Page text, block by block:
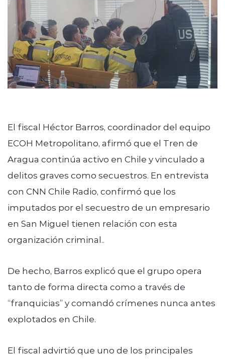
El fiscal Héctor Barros, coordinador del equipo
ECOH Metropolitano, afirmó que el Tren de
Aragua continúa activo en Chile y vinculado a
delitos graves como secuestros. En entrevista
con CNN Chile Radio, confirmó que los
imputados por el secuestro de un empresario
en San Miguel tienen relación con esta
organización criminal..
De hecho, Barros explicó que el grupo opera
tanto de forma directa como a través de
“franquicias” y comandó crímenes nunca antes
explotados en Chile.
El fiscal advirtió que uno de los principales